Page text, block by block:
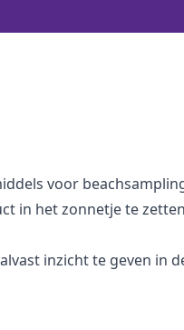
voor
in het zonnetje te
inzicht te geven in